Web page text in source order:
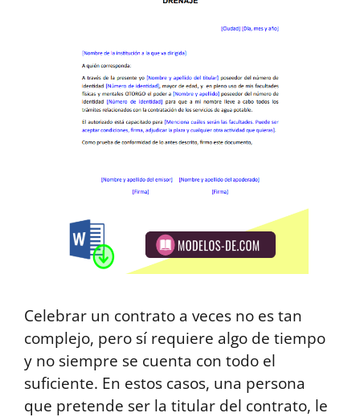
Celebrar un contrato a veces no es tan
complejo, pero sí requiere algo de tiempo
y no siempre se cuenta con todo el
suficiente. En estos casos, una persona
que pretende ser la titular del contrato, le